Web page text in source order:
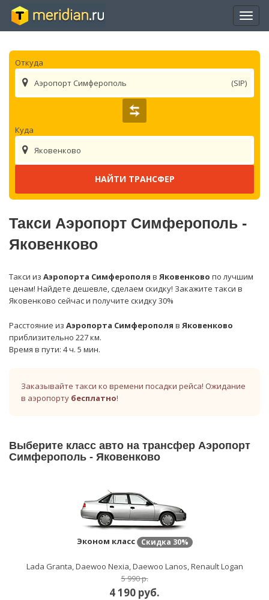
Откуда
(SIP)
Аэропорт Симферополь
Куда
Яковенково
Такси Аэропорт Симферополь -
Яковенково
Такси из Аэропорта Симферополя в Яковенково по лучшим
ценам! Найдете дешевле, сделаем скидку! Закажите такси в
Яковенково сейчас и получите скидку 30%
Расстояние из Аэропорта Симферополя в Яковенково
приблизительно 227 км.
Время в пути: 4 ч. 5 мин.
Заказывайте такси ко времени посадки рейса! Ожидание
в аэропорту бесплатно!
Выберите класс авто на трансфер Аэропорт
Симферополь - Яковенково
Эконом класс Скидка 30%
Lada Granta, Daewoo Nexia, Daewoo Lanos, Renault Logan
5 990 р.
4 190 руб.